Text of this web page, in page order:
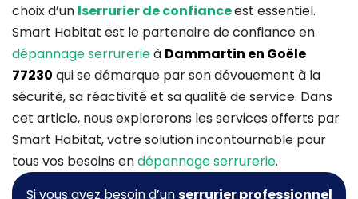
choix d’un lserrurier de confianceest essentiel.
Smart Habitat est le partenaire de confiance en
dépannage serrurerieà Dammartin en Goële
77230 qui se démarque par son dévouement à la
sécurité, sa réactivité et sa qualité de service. Dans
cet article, nous explorerons les services offerts par
Smart Habitat, votre solution incontournable pour
tous vos besoins endépannage serrurerie.
Si vous avez besoin d’unserrurier professionnel